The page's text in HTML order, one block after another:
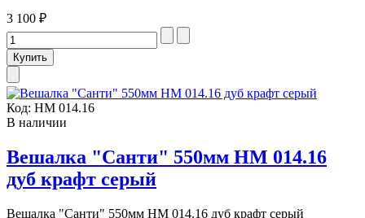
3 100 ₽
Код: НМ 014.16
В наличии
Вешалка "Санти" 550мм НМ 014.16
дуб крафт серый
Вешалка "Санти" 550мм НМ 014.16 дуб крафт серый